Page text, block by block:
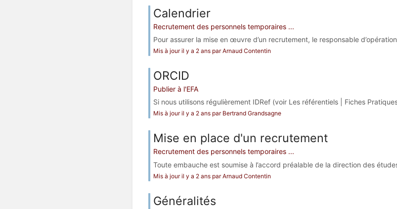
Calendrier
Recrutement des personnels temporaires ...
Pour assurer la mise en œuvre d’un recrutement, le responsable
Mis à jour il y a 2 ans par Arnaud Contentin
ORCID
Publier à l'EFA
Si nous utilisons régulièrement IDRef (voir Les référentiels | Fiches
Mis à jour il y a 2 ans par Bertrand Grandsagne
Mise en place d'un recrutement
Recrutement des personnels temporaires ...
Toute embauche est soumise à l’accord préalable de la direction des
Mis à jour il y a 2 ans par Arnaud Contentin
Généralités